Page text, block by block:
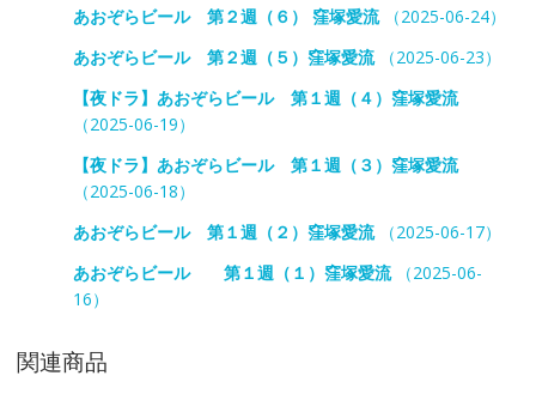
あおぞらビール 第２週（６） 窪塚愛流（2025-06-24）
あおぞらビール 第２週（５）窪塚愛流（2025-06-23）
【夜ドラ】あおぞらビール 第１週（４）窪塚愛流
（2025-06-19）
【夜ドラ】あおぞらビール 第１週（３）窪塚愛流
（2025-06-18）
あおぞらビール 第１週（２）窪塚愛流（2025-06-17）
あおぞらビール 第１週（１）窪塚愛流（2025-06-
16）
関連商品